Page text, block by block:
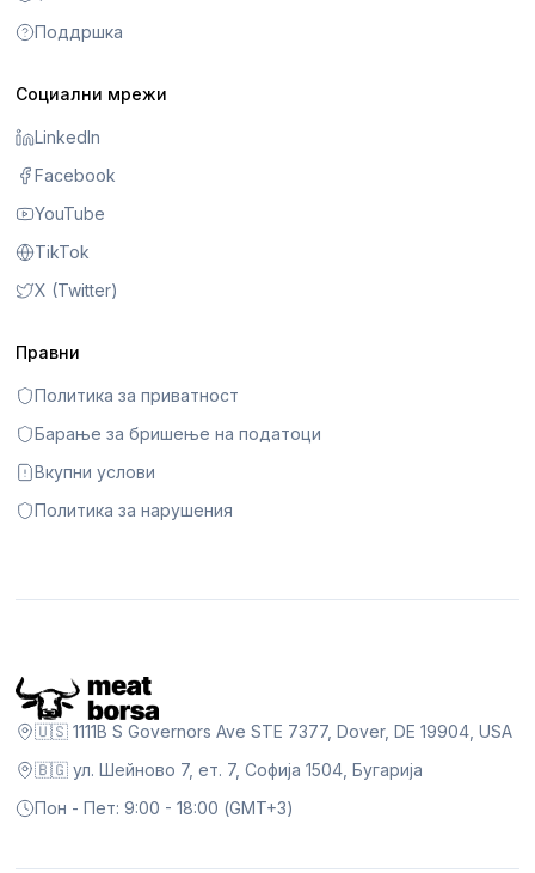
Поддршка
Социални мрежи
LinkedIn
Facebook
YouTube
TikTok
X (Twitter)
Правни
Политика за приватност
Барање за бришење на податоци
Вкупни услови
Политика за нарушения
🇺🇸 1111B S Governors Ave STE 7377, Dover, DE 19904, USA
🇧🇬 ул. Шейново 7, ет. 7, Софија 1504, Бугарија
Пон - Пет: 9:00 - 18:00 (GMT+3)